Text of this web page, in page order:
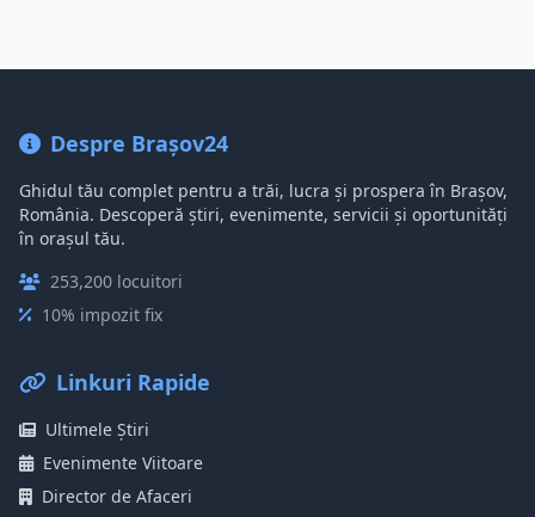
Despre Brașov24
Ghidul tău complet pentru a trăi, lucra și prospera în Brașov,
România. Descoperă știri, evenimente, servicii și oportunități
în orașul tău.
253,200 locuitori
10% impozit fix
Linkuri Rapide
Ultimele Știri
Evenimente Viitoare
Director de Afaceri